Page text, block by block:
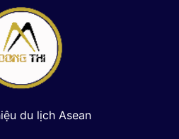
du lịch Asean